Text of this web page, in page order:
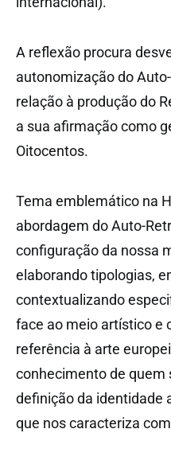
A reflexão procura
autonomização do
relação à produção do
a sua afirmação como
Oitocentos.
Tema emblemático na
abordagem do Auto-
configuração da nossa
elaborando tipologias,
contextualizando
face ao meio artístico e
referência à arte
conhecimento de quem
definição da identidade
que nos caracteriza